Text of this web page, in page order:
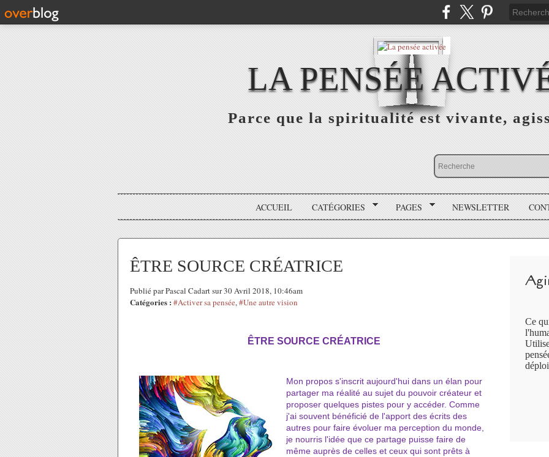
LA PENSÉE
Parce que la spiritualité est vivante,
ACCUEIL CATÉGORIES PAGES NEWSLETTER
ÊTRE SOURCE CRÉATRICE
Publié par Pascal Cadart sur 30 Avril 2018, 10:46am
Catégories : #Activer sa pensée,#Une autre vision
ÊTRE SOURCE CRÉATRICE
Mon propos s'inscrit aujourd'hui dans un élan pour
partager ma réalité au sujet du pouvoir créateur et
proposer quelques pistes pour y accéder. Comme
j'ai souvent bénéficié de l'apport des écrits des
autres pour faire évoluer ma perception du monde,
je nourris l'idée que ce partage puisse faire de
même auprès de celles et ceux qui sont prêts à
Ce